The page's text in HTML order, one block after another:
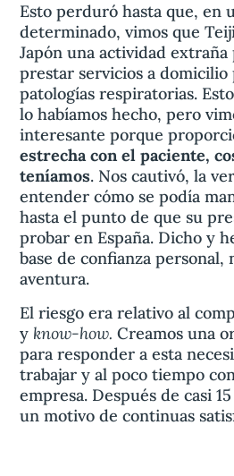
Esto perduró hasta que, en
determinado, vimos que
Japón una actividad extraña
prestar servicios a domicilio
patologías respiratorias.
lo habíamos hecho, pero
interesante porque
estrecha con el paciente,
teníamos. Nos cautivó, la
entender cómo se podía
hasta el punto de que su
probar en España. Dicho y
base de confianza personal,
aventura.
El riesgo era relativo al
y know-how.Creamos una
para responder a esta
trabajar y al poco tiempo
empresa. Después de casi
un motivo de continuas